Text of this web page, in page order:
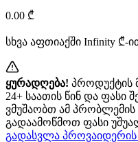
0.00 ₾
სხვა აფთიაქში Infinity ₾-
ყურადღება! პროდუქტის
24+ საათის წინ და ფასი
ვმუშაობთ ამ
გადაამოწმოთ ფასი
გადასვლა პროვაიდერის